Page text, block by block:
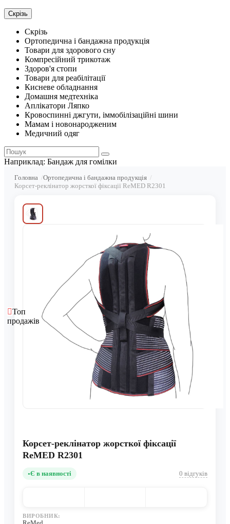
Скрізь
Скрізь
Ортопедична і бандажна продукція
Товари для здорового сну
Компресійний трикотаж
Здоров'я стопи
Товари для реабілітації
Кисневе обладнання
Домашня медтехніка
Аплікатори Ляпко
Кровоспинні джгути, іммобілізаційні шини
Мамам і новонародженим
Медичний одяг
Наприклад: Бандаж для гомілки
Головна
Ортопедична і бандажна продукція
Корсет-реклінатор жорсткої фіксації ReMED R2301
Топ
продажів
Корсет-реклінатор жорсткої фіксації
ReMED R2301
Є в наявності 0 відгуків
ВИРОБНИК: